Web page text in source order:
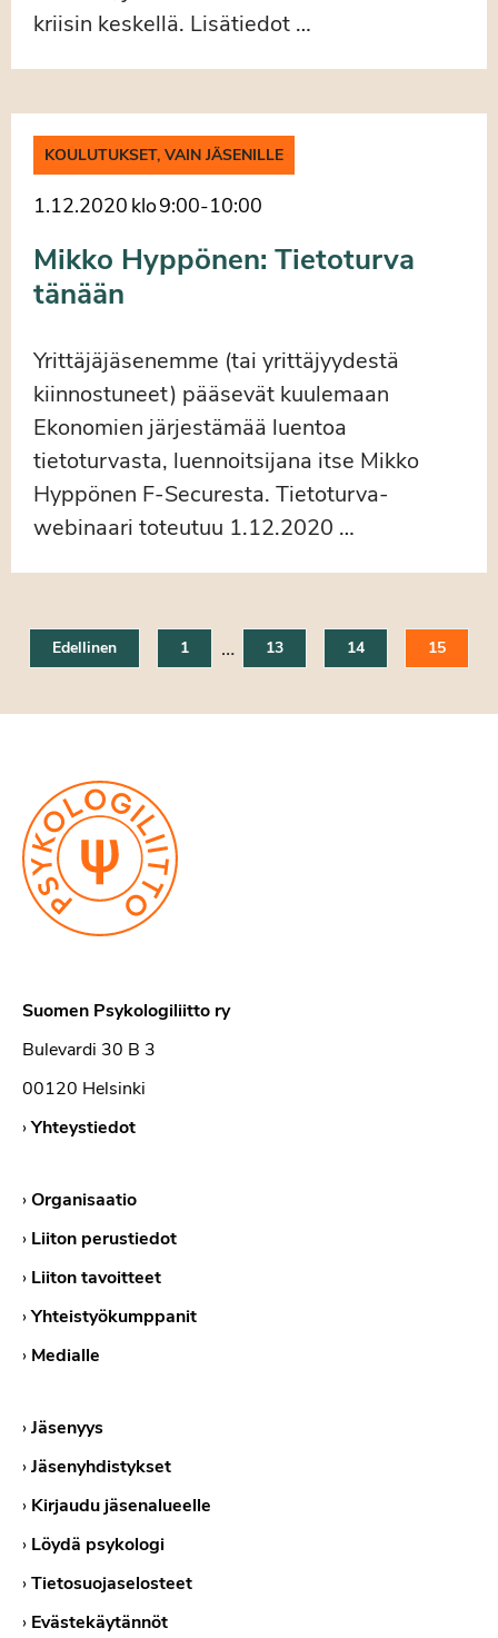
kriisin keskellä. Lisätiedot …
KOULUTUKSET, VAIN JÄSENILLE
1.12.2020 klo9:00-10:00
Mikko Hyppönen: Tietoturva
tänään
Yrittäjäjäsenemme (tai yrittäjyydestä
kiinnostuneet) pääsevät kuulemaan
Ekonomien järjestämää luentoa
tietoturvasta, luennoitsijana itse Mikko
Hyppönen F-Securesta. Tietoturva-
webinaari toteutuu 1.12.2020 …
Edellinen 1 … 13 14 15
Suomen Psykologiliitto ry
Bulevardi 30 B 3
00120 Helsinki
›Yhteystiedot
›Organisaatio
› Liiton perustiedot
› Liiton tavoitteet
›Yhteistyökumppanit
› Medialle
›Jäsenyys
›Jäsenyhdistykset
› Kirjaudu jäsenalueelle
› Löydä psykologi
›Tietosuojaselosteet
› Evästekäytännöt